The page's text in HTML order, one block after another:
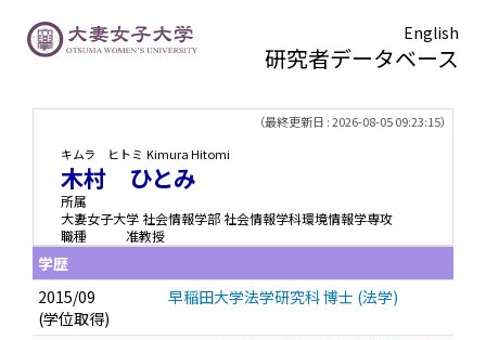
English
研究者データベース
（最終更新日 : 2026-08-05 09:23:15）
キムラ ヒトミ Kimura Hitomi
木村 ひとみ
所属
大妻女子大学 社会情報学部 社会情報学科環境情報学専攻
職種
准教授
学歴
2015/09
(学位取得)
早稲田大学法学研究科 博士 (法学)